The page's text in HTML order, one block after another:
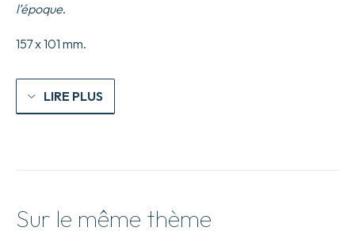
l’époque.
157 x 101 mm.
LIRE PLUS
Sur le même thème